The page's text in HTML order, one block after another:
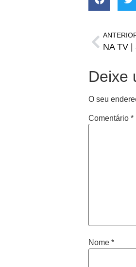
NA TV |
Deixe
O seu
Comentário *
Nome *